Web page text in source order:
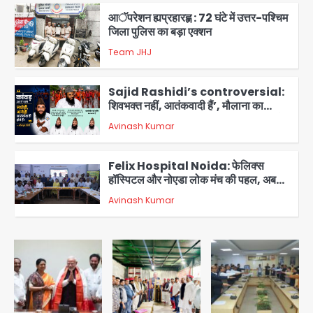
3
आॅपरेशन ह्यप्रहारह्ण : 72 घंटे में उत्तर-पश्चिम
जिला पुलिस का बड़ा एक्शन
Team JHJ
4
Sajid Rashidi’s controversial:
शिवभक्त नहीं, आतंकवादी हैं’, मौलाना का
कांवड़ियों पर विवादित बयान, BJP विधायक ने
कराई FIR, NSA की मांग
Avinash Kumar
5
Felix Hospital Noida: फेलिक्स
हॉस्पिटल और नोएडा लोक मंच की पहल, अब
सिर्फ 30 रुपये में मिलेगी 24 घंटे ऑनलाइन
डॉक्टर परामर्श सुविधा
Avinash Kumar
1
एंटी-बर्गलरी सेल की बड़ी कामयाबी, चोरी के
माल की खरीद-फरोख्त करने वाले गिरोह का
भंडाफोड़
Team JHJ